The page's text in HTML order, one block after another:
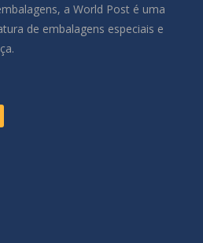
a World Post é uma
de embalagens especiais e